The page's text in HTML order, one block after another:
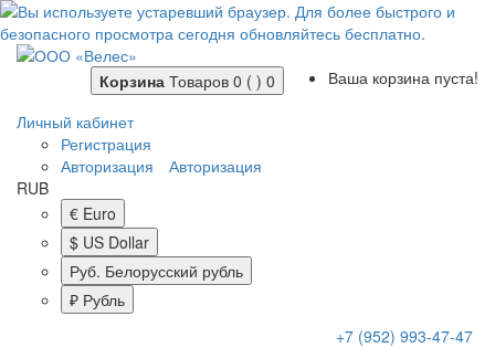
Корзина Товаров 0 ( ) 0
Ваша корзина пуста!
Личный кабинет
Регистрация
Авторизация
Авторизация
RUB
€ Euro
$ US Dollar
Руб. Белорусский рубль
₽ Рубль
+7 (952) 993-47-47